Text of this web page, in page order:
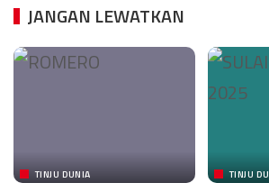
JANGAN LEWATKAN
TINJU DUNIA TINJU